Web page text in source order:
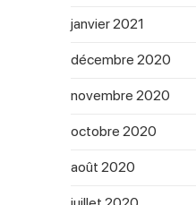
janvier 2021
décembre 2020
novembre 2020
octobre 2020
août 2020